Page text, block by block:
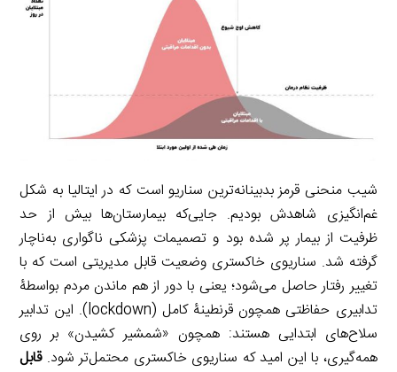
شیب منحنی قرمز بدبینانه‌ترین سناریو است که در ایتالیا به شکل
غم‌انگیزی شاهدش بودیم. جایی‌که بیمارستان‌ها بیش از حد
ظرفیت از بیمار پر شده بود و تصمیمات پزشکی ناگواری به‌ناچار
گرفته شد. سناریوی خاکستری وضعیت قابل مدیریتی است که با
تغییر رفتار حاصل می‌شود؛ یعنی با دور از هم ماندن مردم بواسطۀ
تدابیری حفاظتی همچون قرنطینۀ کامل (lockdown). این تدابیر
سلاح‌های ابتدایی هستند: همچون «شمشیر کشیدن» بر روی
همه‌گیری، با این امید که سناریوی خاکستری محتمل‌تر شود.قابل